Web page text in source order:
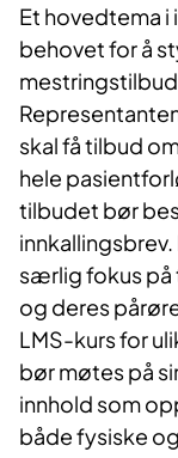
Et hovedtema i
behovet for å
skal få tilbud
hele
tilbudet bør
særlig fokus på
og deres
LMS-kurs for
bør møtes på
innhold som
både fysiske